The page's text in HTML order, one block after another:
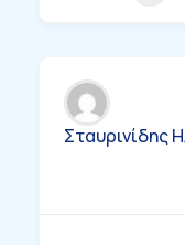
Σταυρινίδης